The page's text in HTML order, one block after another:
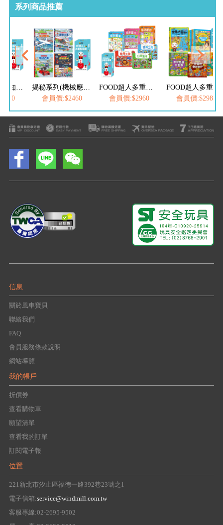
系列商品推薦
揭秘系列(生活知識翻翻百科)-點讀套組
揭秘系列(機械應用翻翻百科)-點讀套組
會員價:$2460
FOOD超人多重點讀筆-認知啟蒙組
會員價:$2960
會員價:$2980
信息
關於風車寶貝
聯絡我們
FAQ
會員服務條款說明
網站導覽
我的帳戶
折價券
查看購物車
願望清單
查看我的訂單
訂閱電子報
位置
221新北市汐止區福德一路392巷23號之1
電子信箱:service@windmill.com.tw
客服專線:02-2695-9502